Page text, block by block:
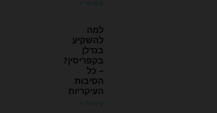
קרא עוד »
למה
להשקיע
בנדלן
בקפריסין?
– כל
הסיבות
העיקריות
קרא עוד »